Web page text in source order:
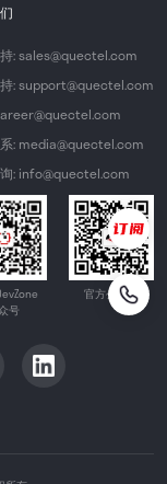
: sales@quectel.com
: support@quectel.com
: media@quectel.com
: info@quectel.com
号
官方公众号